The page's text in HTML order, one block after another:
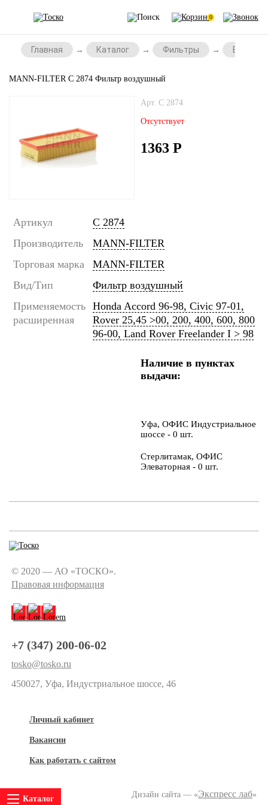
0
Главная Каталог Фильтры
MANN-FILTER C 2874 Фильтр воздушный
Арт. C 2874
Отсутствует
1363 Р
Артикул
C 2874
Производитель
MANN-FILTER
Торговая марка
MANN-FILTER
Вид/Тип
Фильтр воздушный
Применяемость
расширенная
Honda Accord 96-98, Civic 97-01,
Rover 25,45 >00, 200, 400, 600, 800
96-00, Land Rover Freelander I > 98
Наличие в пунктах
выдачи:
Уфа, ОФИС Индустриальное
шоссе - 0 шт.
Стерлитамак, ОФИС
Элеваторная - 0 шт.
© 2020 — АО «ТОСКО».
Правовая информация
+7 (347) 200-06-02
tosko@tosko.ru
450027, Уфа, Индустриальное шоссе, 46
Личный кабинет
Вакансии
Как работать с сайтом
Дизайн сайта — «Экспресс лаб»
Каталог